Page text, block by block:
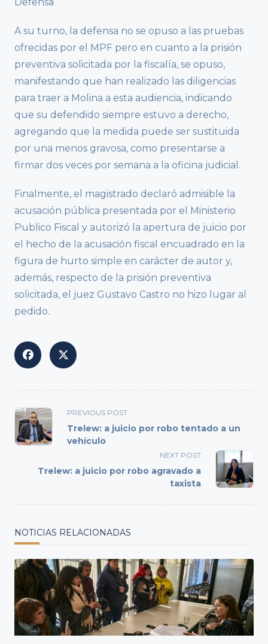
Defensa
A su turno, la defensa no se opuso a las pruebas
ofrecidas por el MPF pero en cuanto a la prisión
preventiva solicitada por la fiscalía, se opuso,
manifestando que han realizado las diligencias
para traer a Molina a esta audiencia, indicando
que su defendido siempre estuvo a derecho,
agregando que la medida puede ser sustituida
por una menos gravosa, como presentarse a
firmar dos veces por semana a la oficina judicial.
Finalmente, el magistrado declaró admisible la
acusación pública presentada por el Ministerio
Publico Fiscal y autorizó la apertura de juicio por
el hecho de la acusación fiscal encuadrado en la
figura de hurto simple en carácter de autor y,
además, respecto de la prisión preventiva
solicitada, el juez Gustavo Castro no hizo lugar al
pedido.
<span
class="nav-
subtitle
reader-
PREVIOUS POST
Trelew: a juicio por robo tentado a un
vehículo
NEXT POST
Trelew: a juicio por robo agravado a
taxista
NOTICIAS RELACIONADAS